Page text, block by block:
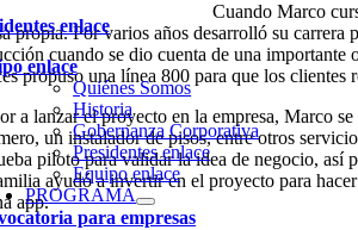
enlace
enlace
Quiénes Somos
Historia
Gobernanza Corporativa
Presidentes enlace
Equipo enlace
PROGRAMA
para empresas
Cuando Marco
propia. Por varios años desarrolló su
cuando se dio cuenta de una importante
propuso una línea 800 para que los
a lanzar el proyecto en la empresa, Marco
un instalador de pisos, entre otros
piloto para validar la idea de negocio, así
ayudó a invertir en el proyecto para
app.